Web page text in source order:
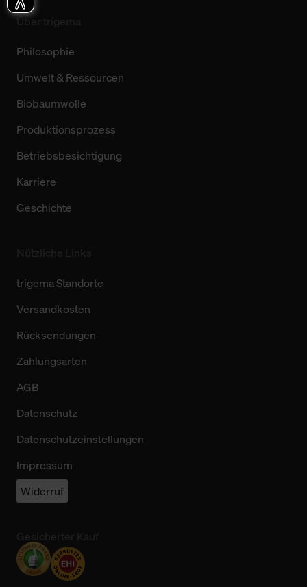
Über trigema
Philosophie
Umwelt & Ressourcen
Biobaumwolle
Produktionsprozess
Betriebsbesichtigung
Karriere
Geschichte
trigema Standorte
Versandkosten
Rücksendungen
Zahlungsarten
AGB
Datenschutz
Datenschutzeinstellungen
Impressum
Widerruf